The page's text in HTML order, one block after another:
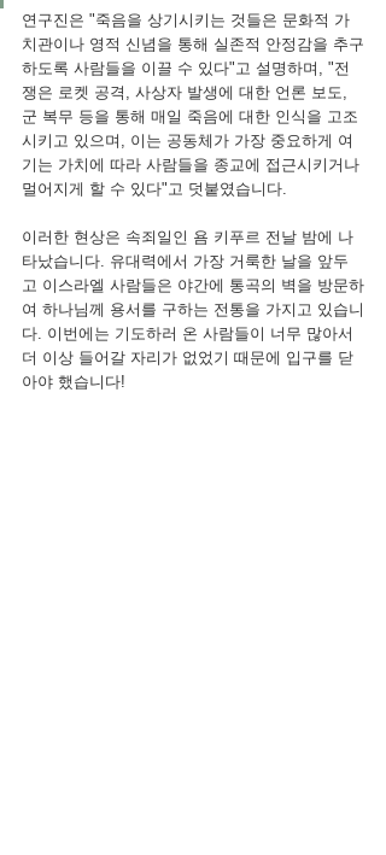
연구진은 "죽음을 상기시키는 것들은 문화적 가
치관이나 영적 신념을 통해 실존적 안정감을 추구
하도록 사람들을 이끌 수 있다"고 설명하며, "전
쟁은 로켓 공격, 사상자 발생에 대한 언론 보도,
군 복무 등을 통해 매일 죽음에 대한 인식을 고조
시키고 있으며, 이는 공동체가 가장 중요하게 여
기는 가치에 따라 사람들을 종교에 접근시키거나
멀어지게 할 수 있다"고 덧붙였습니다.
이러한 현상은 속죄일인 욤 키푸르 전날 밤에 나
타났습니다. 유대력에서 가장 거룩한 날을 앞두
고 이스라엘 사람들은 야간에 통곡의 벽을 방문하
여 하나님께 용서를 구하는 전통을 가지고 있습니
다. 이번에는 기도하러 온 사람들이 너무 많아서
더 이상 들어갈 자리가 없었기 때문에 입구를 닫
아야 했습니다!